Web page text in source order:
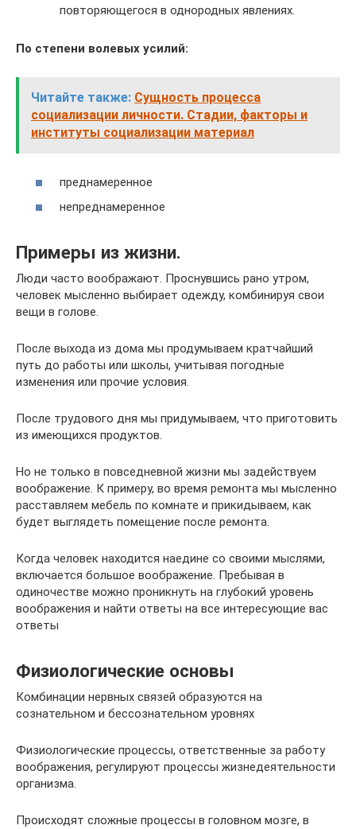
повторяющегося в однородных явлениях.
По степени волевых усилий:
Читайте также: Сущность процесса
социализации личности. Стадии, факторы и
институты социализации материал
преднамеренное
непреднамеренное
Примеры из жизни.
Люди часто воображают. Проснувшись рано утром,
человек мысленно выбирает одежду, комбинируя свои
вещи в голове.
После выхода из дома мы продумываем кратчайший
путь до работы или школы, учитывая погодные
изменения или прочие условия.
После трудового дня мы придумываем, что приготовить
из имеющихся продуктов.
Но не только в повседневной жизни мы задействуем
воображение. К примеру, во время ремонта мы мысленно
расставляем мебель по комнате и прикидываем, как
будет выглядеть помещение после ремонта.
Когда человек находится наедине со своими мыслями,
включается большое воображение. Пребывая в
одиночестве можно проникнуть на глубокий уровень
воображения и найти ответы на все интересующие вас
ответы
Физиологические основы
Комбинации нервных связей образуются на
сознательном и бессознательном уровнях
Физиологические процессы, ответственные за работу
воображения, регулируют процессы жизнедеятельности
организма.
Происходят сложные процессы в головном мозге, в